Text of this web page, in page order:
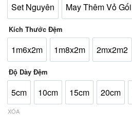
Set Nguyên May Thêm Vỏ
Kích Thước Đệm
1m6x2m 1m8x2m 2mx2m2
Độ Dày Đệm
5cm 10cm 15cm 20cm
XÓA